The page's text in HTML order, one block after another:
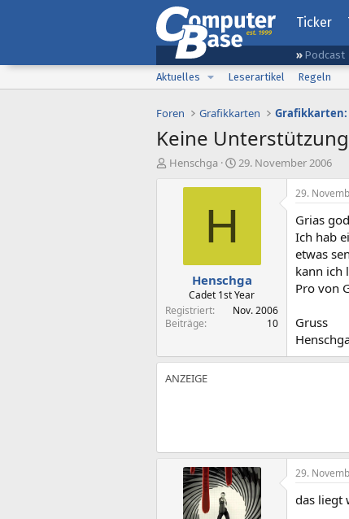
Ticker
Podcast
Aktuelles
Leserartikel Regeln
Foren Grafikkarten Grafikkarten:
Keine
E
Henschga
E
s
t
a
m
29. November 2006
H
Henschga
Cadet 1st Year
Registriert
Nov. 2006
Beiträge
10
29.
Grias god
Ich hab
etwas
kann ich
Pro von
Gruss
29.
das liegt